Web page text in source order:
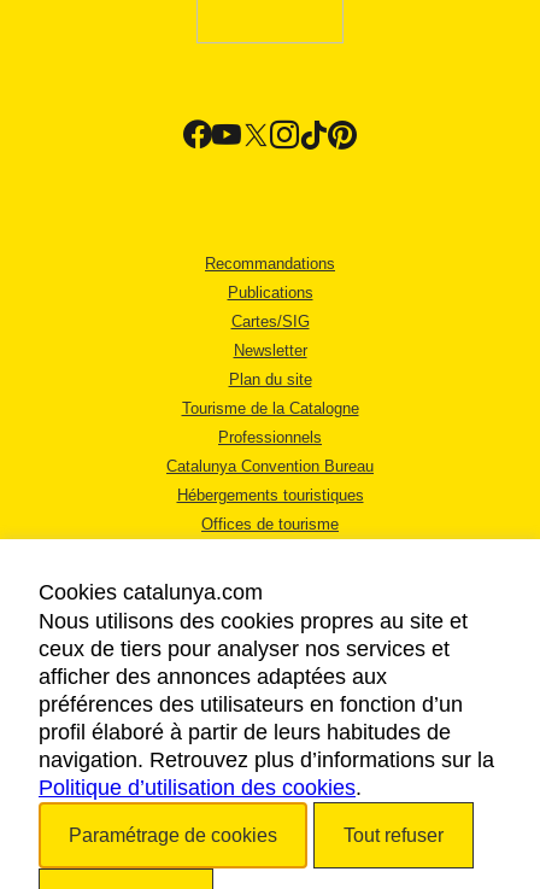
Recommandations
Publications
Cartes/SIG
Newsletter
Plan du site
Tourisme de la Catalogne
Professionnels
Catalunya Convention Bureau
Hébergements touristiques
Offices de tourisme
MENTIONS LÉGALES
RÈGLES DE CONFIDENTIALITÉ
COOKIES
ACCESSIBILITÉ
Cookies catalunya.com
Nous utilisons des cookies propres au site et
ceux de tiers pour analyser nos services et
afficher des annonces adaptées aux
préférences des utilisateurs en fonction d’un
profil élaboré à partir de leurs habitudes de
navigation. Retrouvez plus d’informations sur la
Politique d’utilisation des cookies.
Paramétrage de cookies Tout refuser